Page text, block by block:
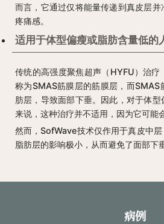
而言，它通过仅将能量传递到真皮层并
疼痛感。
适用于体型偏瘦或脂肪含量低的
传统的高强度聚焦超声（HYFU）治疗
称为SMAS筋膜层的筋膜层，而SMAS
肪层，导致面部下垂。因此，对于体型
来说，这种治疗并不适用，因为它可能
然而，SofWave技术仅作用于真皮中
脂肪层的影响极小，从而避免了面部下
病例